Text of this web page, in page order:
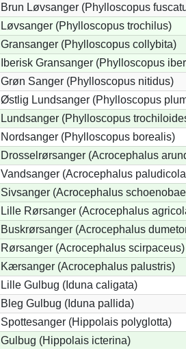
Brun Løvsanger (Phylloscopus
Løvsanger (Phylloscopus trochilus)
Gransanger (Phylloscopus collybita)
Iberisk Gransanger (Phylloscopus
Grøn Sanger (Phylloscopus nitidus)
Østlig Lundsanger (Phylloscopus
Lundsanger (Phylloscopus
Nordsanger (Phylloscopus borealis)
Drosselrørsanger (Acrocephalus
Vandsanger (Acrocephalus
Sivsanger (Acrocephalus
Lille Rørsanger (Acrocephalus
Buskrørsanger (Acrocephalus
Rørsanger (Acrocephalus scirpaceus)
Kærsanger (Acrocephalus palustris)
Lille Gulbug (Iduna caligata)
Bleg Gulbug (Iduna pallida)
Spottesanger (Hippolais polyglotta)
Gulbug (Hippolais icterina)